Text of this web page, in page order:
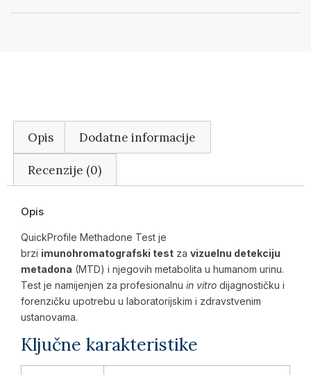
Opis Dodatne informacije
Recenzije (0)
Opis
QuickProfile Methadone Test je
brzi imunohromatografski test za vizuelnu detekciju
metadona (MTD) i njegovih metabolita u humanom urinu.
Test je namijenjen za profesionalnu in vitro dijagnostičku i
forenzičku upotrebu u laboratorijskim i zdravstvenim
ustanovama.
Ključne karakteristike